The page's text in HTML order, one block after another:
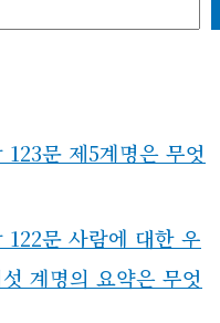
문 제5계명은 무엇
122문 사람에 대한 우
계명의 요약은 무엇